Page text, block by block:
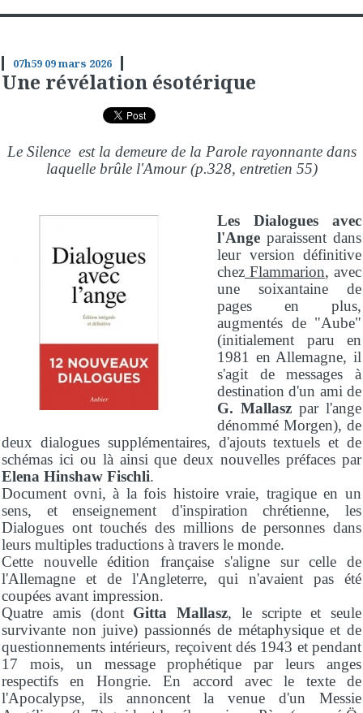
07h59 09mars 2026
Une révélation ésotérique
Le Silence est la demeure de la Parole rayonnante dans
laquelle brûle l'Amour (p.328, entretien 55)
Les Dialogues avec
l'Ange paraissent dans
leur version définitive
chez Flammarion, avec
une soixantaine de
pages en plus,
augmentés de "Aube"
(initialement paru en
1981 en Allemagne, il
s'agit de messages à
destination d'un ami de
G. Mallasz par l'ange
dénommé Morgen), de
deux dialogues supplémentaires, d'ajouts textuels et de
schémas ici ou là ainsi que deux nouvelles préfaces par
Elena Hinshaw Fischli.
Document ovni, à la fois histoire vraie, tragique en un
sens, et enseignement d'inspiration chrétienne, les
Dialogues ont touchés des millions de personnes dans
leurs multiples traductions à travers le monde.
Cette nouvelle édition française s'aligne sur celle de
l'Allemagne et de l'Angleterre, qui n'avaient pas été
coupées avant impression.
Quatre amis (dont Gitta Mallasz, le scripte et seule
survivante non juive) passionnés de métaphysique et de
questionnements intérieurs, reçoivent dés 1943 et pendant
17 mois, un message prophétique par leurs anges
respectifs en Hongrie. En accord avec le texte de
l'Apocalypse, ils annoncent la venue d'un Messie